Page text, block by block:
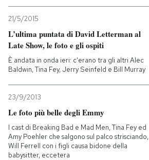
21/5/2015
L’ultima puntata di David Letterman al
Late Show, le foto e gli ospiti
È andata in onda ieri: c'erano tra gli altri Alec
Baldwin, Tina Fey, Jerry Seinfeld e Bill Murray
23/9/2013
Le foto più belle degli Emmy
I cast di Breaking Bad e Mad Men, Tina Fey ed
Amy Poehler che salgono sul palco strisciando,
Will Ferrell con i figli causa bidone della
babysitter, eccetera